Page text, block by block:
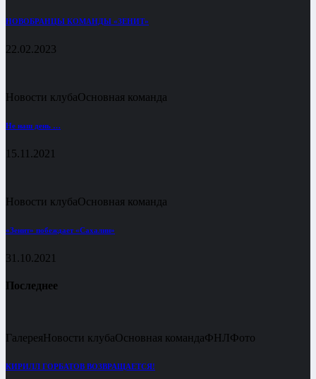
НОВОБРАНЦЫ КОМАНДЫ «ЗЕНИТ»
22.02.2023
Новости клубаОсновная команда
Не наш день …
15.11.2021
Новости клубаОсновная команда
«Зенит» побеждает «Сахалин»
31.10.2021
Последнее
ГалереяНовости клубаОсновная командаФНЛФото
КИРИЛЛ ГОРБАТОВ ВОЗВРАЩАЕТСЯ!